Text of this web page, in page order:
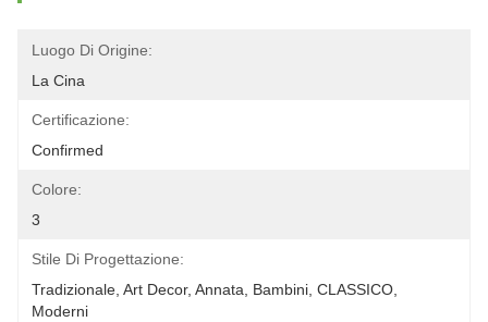
Luogo Di Origine:
La Cina
Certificazione:
Confirmed
Colore:
3
Stile Di Progettazione:
Tradizionale, Art Decor, Annata, Bambini, CLASSICO,
Moderni